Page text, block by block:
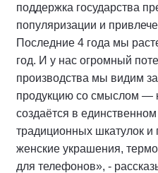
поддержка государства
популяризации и
Последние 4 года мы
год. И у нас огромный
производства мы видим
продукцию со смыслом —
создаётся в
традиционных шкатулок
женские украшения,
для телефонов», -